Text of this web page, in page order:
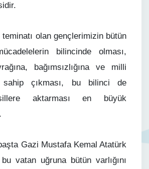
olan gençlerimizin bütün
bilincinde olması,
bağımsızlığına ve milli
sahip çıkması, bu bilinci de
aktarması en büyük
Gazi Mustafa Kemal Atatürk
vatan uğruna bütün varlığını